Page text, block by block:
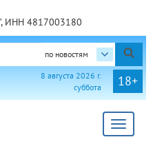
ИНН 4817003180
по новостям
18+
8 августа 2026 г.
суббота
Toggle